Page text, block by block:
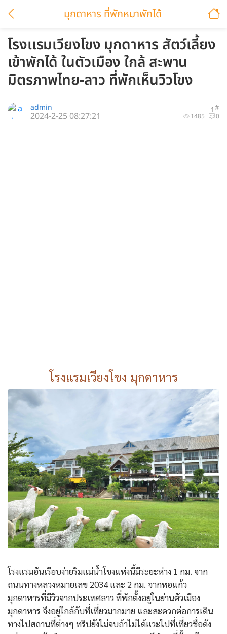
มุกดาหาร ที่พักหมาพักได้
โรงเเรมเวียงโขง มุกดาหาร สัตว์เลี้ยง
เข้าพักได้ ในตัวเมือง ใกล้ สะพาน
มิตรภาพไทย-ลาว ที่พักเห็นวิวโขง
1#
admin
1485 0
2024-2-25 08:27:21
โรงเเรมเวียงโขง มุกดาหาร
โรงแรมอันเรียบง่ายริมแม่น้ำโขงแห่งนี้มีระยะห่าง 1 กม. จาก
ถนนทางหลวงหมายเลข 2034 และ 2 กม. จากหอแก้ว
มุกดาหารที่มีวิวจากประเทศลาว ที่พักตั้งอยู่ในย่านตัวเมือง
มุกดาหาร จึงอยู่ใกล้กับที่เที่ยวมากมาย และสะดวกต่อการเดิน
ทางไปสถานที่ต่างๆ ทริปยังไม่จบถ้าไม่ได้แวะไปที่เที่ยวชื่อดัง